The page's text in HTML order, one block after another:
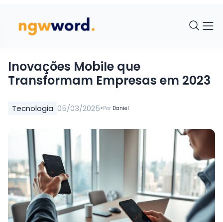
Tecnologia 05/03/2025•Por Daniel
Inovações Mobile que
Transformam Empresas em 2023